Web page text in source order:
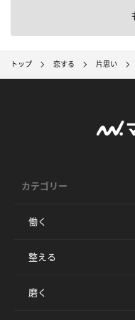
トップ 恋する 片思い
カテゴリー
働く
整える
磨く